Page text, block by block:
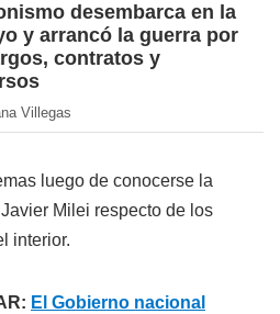
desembarca en la
y arrancó la guerra por
contratos y
Villegas
luego de conocerse la
Milei respecto de los
interior.
El Gobierno nacional